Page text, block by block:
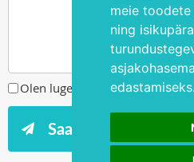
meie
ning
edastamiseks.
Olen lugenud ja nõustun